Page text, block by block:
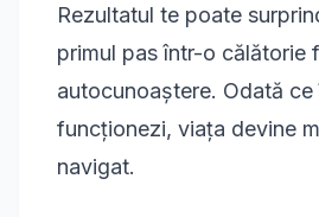
Rezultatul te poate
primul pas într-o călătorie
autocunoaștere. Odată ce
funcționezi, viața devine
navigat.